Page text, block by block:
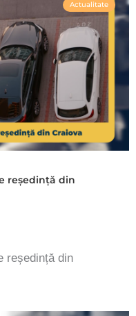
Actualitate
reședință din
reședință din